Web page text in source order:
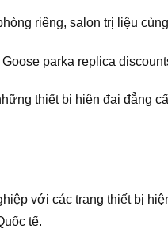
riêng, salon trị liệu
parka replica
thiết bị hiện đại đẳng
với các trang thiết bị
tế.